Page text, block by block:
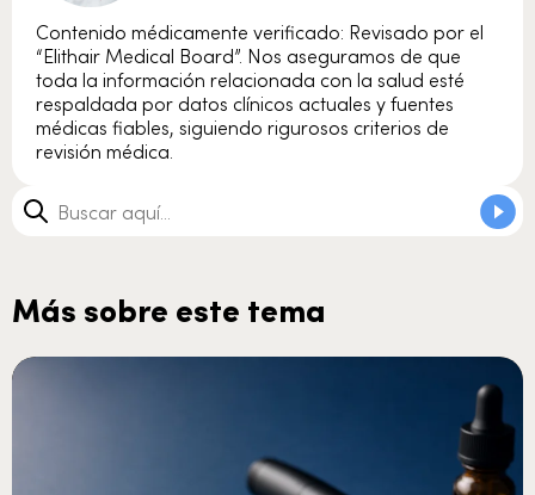
Contenido médicamente verificado: Revisado por el
“Elithair Medical Board”. Nos aseguramos de que
toda la información relacionada con la salud esté
respaldada por datos clínicos actuales y fuentes
médicas fiables, siguiendo rigurosos criterios de
revisión médica.
Más sobre este tema